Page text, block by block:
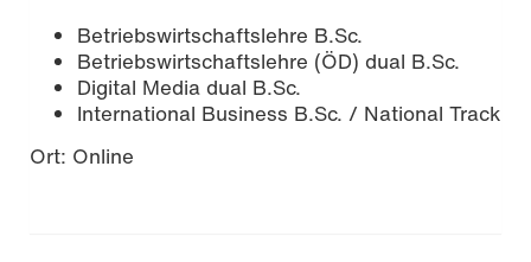
Betriebswirtschaftslehre B.Sc.
Betriebswirtschaftslehre (ÖD) dual B.Sc.
Digital Media dual B.Sc.
International Business B.Sc. / National Track
Ort: Online